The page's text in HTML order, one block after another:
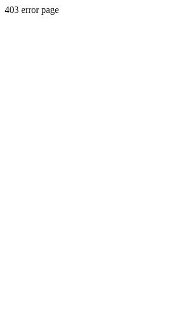
403 error page